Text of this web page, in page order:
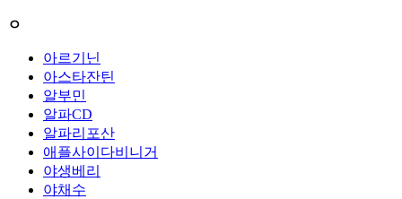
ㅇ
아르기닌
아스타잔틴
알부민
알파CD
알파리포산
애플사이다비니거
야생베리
야채수